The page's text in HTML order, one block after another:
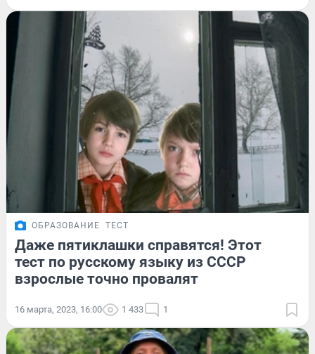
ОБРАЗОВАНИЕ ТЕСТ
Даже пятиклашки справятся! Этот
тест по русскому языку из СССР
взрослые точно провалят
16 марта, 2023, 16:00 1 433 1